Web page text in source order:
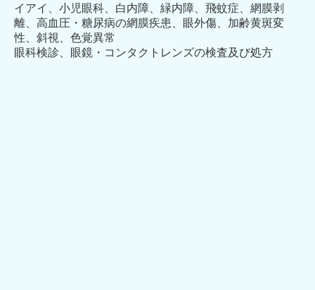
イアイ、小児眼科、白内障、緑内障、飛蚊症、網膜剥
離、高血圧・糖尿病の網膜疾患、眼外傷、加齢黄斑変
性、斜視、色覚異常
眼科検診、眼鏡・コンタクトレンズの検査及び処方